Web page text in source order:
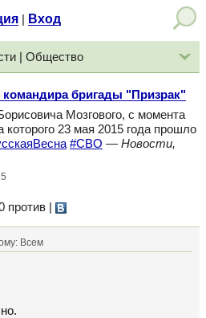
Вход
| Общество
командира бригады "Призрак"
Мозгового, с момента
которого 23 мая 2015 года прошло
#СВО — Новости,
против
Всем